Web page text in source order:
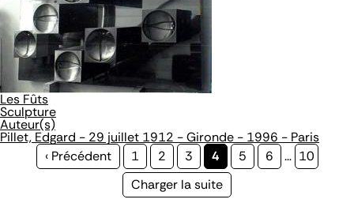
Les Fûts
Sculpture
Auteur(s)
Pillet, Edgard - 29 juillet 1912 - Gironde - 1996 - Paris
Page
‹ Précédent Page
1 Page
2 Page
3
Page
courante
4 Page
5 Page
6 … Page
10
Page
Charger la suite